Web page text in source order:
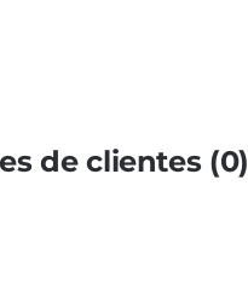
de clientes (0)